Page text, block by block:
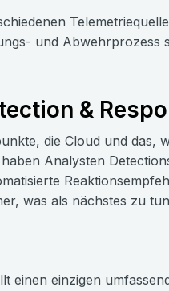
und Abwehrprozess
&
die Cloud und das,
Analysten
was als nächstes zu
einen einzigen